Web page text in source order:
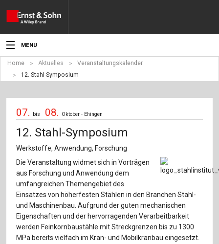
MENU
Aktuelles
Angebote
Fachgebiete
Werben
Service
Für Autor:innen
Home Aktuelles
Veranstaltungskalender
12. Stahl-Symposium
07. bis 08. Oktober - Ehingen
12. Stahl-Symposium
Werkstoffe, Anwendung, Forschung
Die Veranstaltung widmet sich in Vorträgen
aus Forschung und Anwendung dem
umfangreichen Themengebiet des
Einsatzes von höherfesten Stählen in den Branchen Stahl-
und Maschinenbau. Aufgrund der guten mechanischen
Eigenschaften und der hervorragenden Verarbeitbarkeit
werden Feinkornbaustähle mit Streckgrenzen bis zu 1300
MPa bereits vielfach im Kran- und Mobilkranbau eingesetzt.